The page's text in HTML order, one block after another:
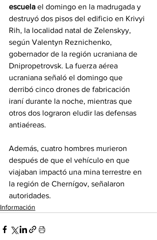
escuela el domingo en la madrugada y
destruyó dos pisos del edificio en Krivyi
Rih, la localidad natal de Zelenskyy,
según Valentyn Reznichenko,
gobernador de la región ucraniana de
Dnipropetrovsk. La fuerza aérea
ucraniana señaló el domingo que
derribó cinco drones de fabricación
iraní durante la noche, mientras que
otros dos lograron eludir las defensas
antiaéreas.
Además, cuatro hombres murieron
después de que el vehículo en que
viajaban impactó una mina terrestre en
la región de Chernígov, señalaron
autoridades.
Información